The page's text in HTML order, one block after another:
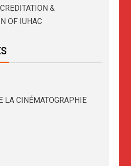
&
OF IUHAC
LA CINÉMATOGRAPHIE